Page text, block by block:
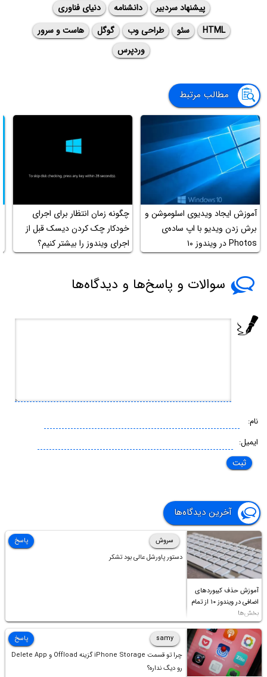
پیشنهاد سردبیر دانشنامه
دنیای فناوری
HTML
سئو طراحی وب گوگل
هاست و سرور
وردپرس
مطالب مرتبط
آموزش ایجاد ویدیوی اسلوموشن و
برش زدن ویدیو با اپ ساده‌ی
Photos در ویندوز ۱۰
چگونه زمان انتظار برای اجرای
خودکار چک کردن دیسک قبل از
اجرای ویندوز را بیشتر کنیم؟
سوالات و پاسخ‌ها و دیدگاه‌ها
نام:
ایمیل:
آخرین دیدگاه‌ها
آموزش حذف کیبوردهای
اضافی در ویندوز ۱۰ از تمام
بخش‌ها
سروش
دستور پاورشل عالی بود تشکر
پاسخ
samy
چرا تو قسمت iPhone Storage گزینه Offload و Delete App
رو دیگ نداره؟
پاسخ